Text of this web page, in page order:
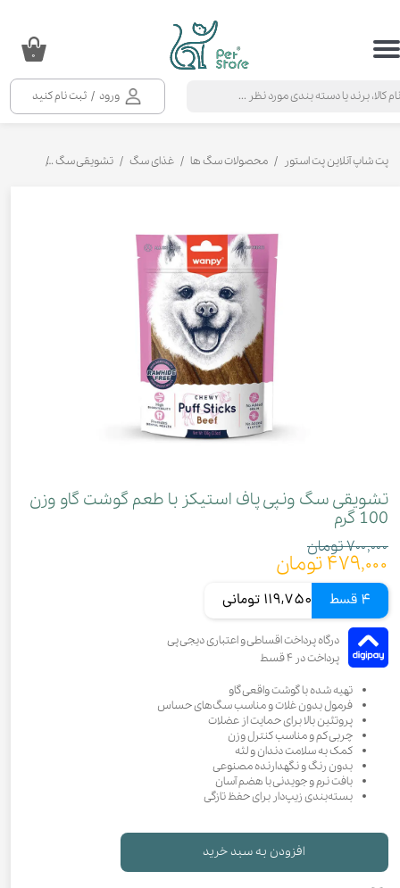
ورود / ثبت نام کنید
حساب کاربری من
خروج از حساب کاربری
۰
پت شاپ آنلاین پت استور محصولات سگ ها غذای سگ تشویقی سگ
تشویقی سگ ونپی پاف استیکز با طعم گوشت گاو وزن
100 گرم
۷۰۰,۰۰۰ تومان
۴۷۹,۰۰۰ تومان
4 قسط 119,750 تومانی
تهیه شده با گوشت واقعی گاو
فرمول بدون غلات و مناسب سگ‌های حساس
پروتئین بالا برای حمایت از عضلات
چربی کم و مناسب کنترل وزن
کمک به سلامت دندان و لثه
بدون رنگ و نگهدارنده مصنوعی
بافت نرم و جویدنی با هضم آسان
بسته‌بندی زیپ‌دار برای حفظ تازگی
افزودن به سبد خرید